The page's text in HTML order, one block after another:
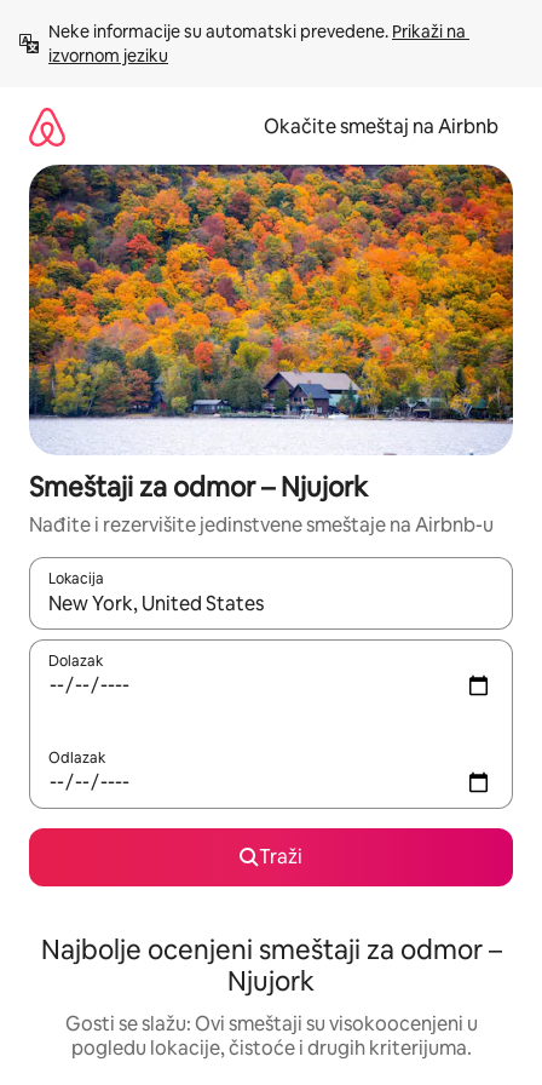
sadržaj
Neke informacije su automatski prevedene. Prikaži na
izvornom jeziku
Okačite smeštaj na Airbnb
Smeštaji za odmor – Njujork
Nađite i rezervišite jedinstvene smeštaje na Airbnb-u
Lokacija
Kad su rezultati dostupni, možete da se krećete kroz njih
Dolazak
Odlazak
Traži
Najbolje ocenjeni smeštaji za odmor –
Njujork
Gosti se slažu: Ovi smeštaji su visokoocenjeni u
pogledu lokacije, čistoće i drugih kriterijuma.